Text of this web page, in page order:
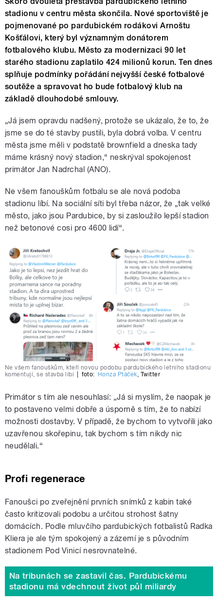
stadionu v centru města skončila. Nové sportoviště je
pojmenované po pardubickém rodákovi Arnoštu
Košťálovi, který byl významným donátorem
fotbalového klubu. Město za modernizaci 90 let
starého stadionu zaplatilo 424 milionů korun. Ten dnes
splňuje podmínky pořádání nejvyšší české fotbalové
soutěže a spravovat ho bude fotbalový klub na
základě dlouhodobé smlouvy.
„Já jsem opravdu nadšený, protože se ukázalo, že to, že
jsme se do té stavby pustili, byla dobrá volba. V centru
města jsme měli v podstatě brownfield a dneska tady
máme krásný nový stadion,“ neskrýval spokojenost
primátor Jan Nadrchal (ANO).
Ne všem fanouškům fotbalu se ale nová podoba
stadionu líbí. Na sociální síti byl třeba názor, že „tak velké
město, jako jsou Pardubice, by si zasloužilo lepší stadion
než betonové cosi pro 4600 lidí“.
Ne všem fanouškům, kteří novou podobu pardubického letního stadionu
komentují, se stavba líbí
foto: Honza Ptáček, Twitter
Primátor s tím ale nesouhlasí: „Já si myslím, že naopak je
to postaveno velmi dobře a úsporně s tím, že to nabízí
možnosti dostavby. V případě, že bychom to vytvořili jako
uzavřenou skořepinu, tak bychom s tím nikdy nic
neudělali.“
Profi regenerace
Fanoušci po zveřejnění prvních snímků z kabin také
často kritizovali podobu a určitou strohost šatny
domácích. Podle mluvčího pardubických fotbalistů Radka
Kliera je ale tým spokojený a zázemí je s původním
stadionem Pod Vinicí nesrovnatelné.
Na tribunách se zastavil čas. Pardubickému
stadionu má vdechnout život půl miliardy